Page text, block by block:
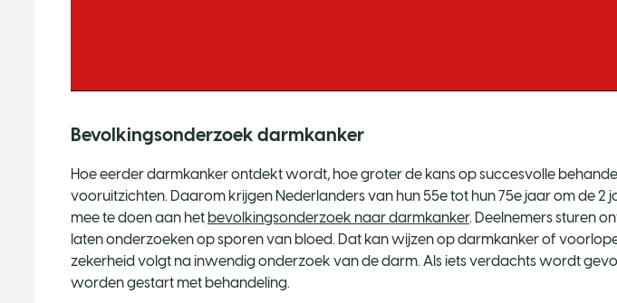
Bevolkingsonderzoek darmkanker
Hoe eerder darmkanker ontdekt wordt, hoe groter de kans op succesvolle
vooruitzichten. Daarom krijgen Nederlanders van hun 55e tot hun 75e jaar om de 2
mee te doen aan het bevolkingsonderzoek naar darmkanker. Deelnemers sturen
laten onderzoeken op sporen van bloed. Dat kan wijzen op darmkanker of
zekerheid volgt na inwendig onderzoek van de darm. Als iets verdachts wordt
worden gestart met behandeling.